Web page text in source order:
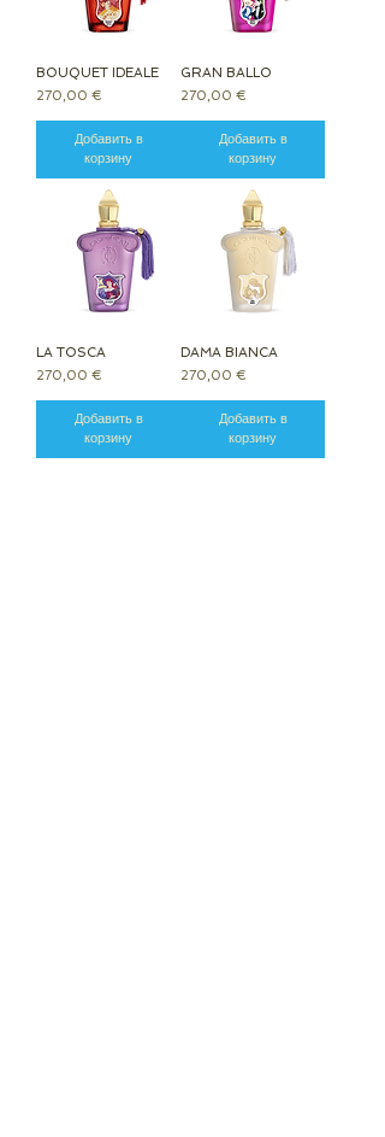
BOUQUET IDEALE
Цена
270,00 €
Добавить в
корзину
GRAN BALLO
Цена
270,00 €
Добавить в
корзину
LA TOSCA
Цена
270,00 €
Добавить в
корзину
DAMA BIANCA
Цена
270,00 €
Добавить в
корзину